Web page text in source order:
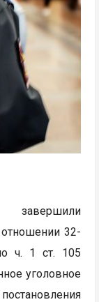
32-
ч. 1 ст. 105
уголовное